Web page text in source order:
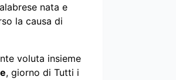
nata e
la causa di
voluta insieme
, giorno di Tutti i